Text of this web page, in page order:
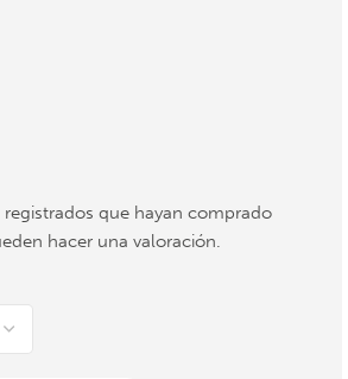
registrados que hayan comprado
hacer una valoración.